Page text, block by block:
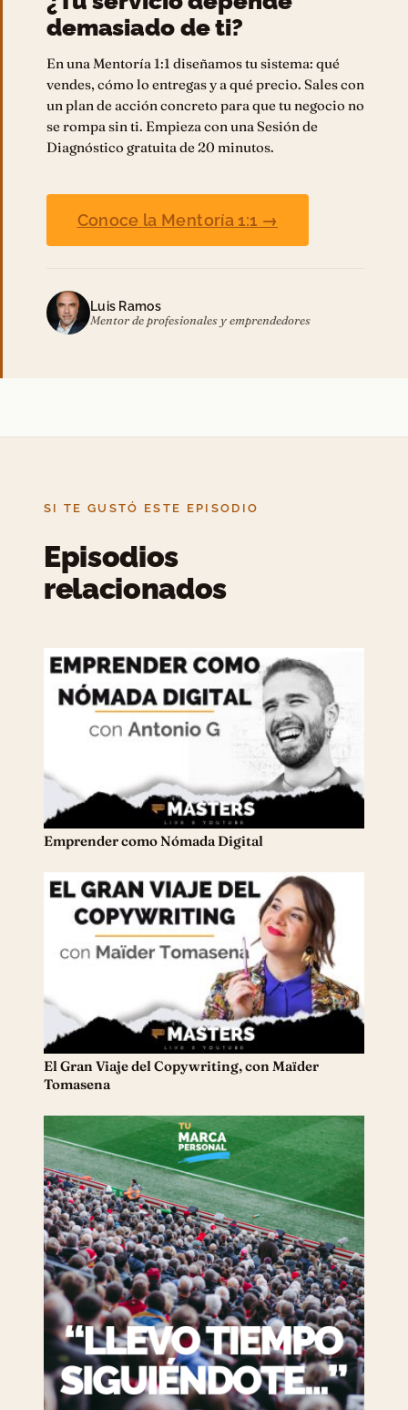
demasiado de ti?
En una Mentoría 1:1 diseñamos tu sistema: qué
vendes, cómo lo entregas y a qué precio. Sales con
un plan de acción concreto para que tu negocio no
se rompa sin ti. Empieza con una Sesión de
Diagnóstico gratuita de 20 minutos.
Conoce la Mentoría 1:1 →
Luis Ramos
Mentor de profesionales y emprendedores
SI TE GUSTÓ ESTE EPISODIO
Episodios
relacionados
Emprender como Nómada Digital
El Gran Viaje del Copywriting, con Maïder
Tomasena